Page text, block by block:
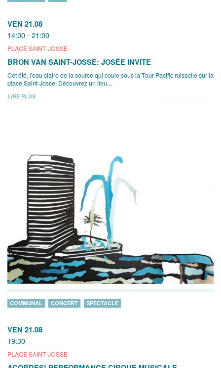
VEN 21.08
14:00 - 21:00
PLACE SAINT-JOSSE
BRON VAN SAINT-JOSSE: JOSÉE INVITE
Cet été, l'eau claire de la source qui coule sous la Tour Pacific ruisselle sur la
place Saint-Josse. Découvrez un lieu...
LIRE PLUS
VEN 21.08
19:30
PLACE SAINT-JOSSE
COMMUNAL CONCERT SPECTACLE